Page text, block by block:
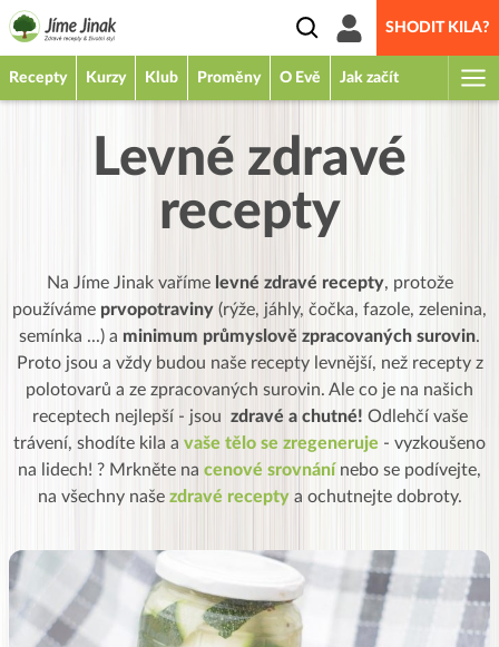
SHODIT KILA?
Recepty Kurzy Klub Proměny O Evě Jak začít
Levné zdravé
recepty
Na Jíme Jinak vaříme levné zdravé recepty, protože
používáme prvopotraviny (rýže, jáhly, čočka, fazole, zelenina,
semínka ...) a minimum průmyslově zpracovaných surovin.
Proto jsou a vždy budou naše recepty levnější, než recepty z
polotovarů a ze zpracovaných surovin. Ale co je na našich
receptech nejlepší - jsou zdravé a chutné! Odlehčí vaše
trávení, shodíte kila a vaše tělo se zregeneruje - vyzkoušeno
na lidech! ? Mrkněte na cenové srovnání nebo se podívejte,
na všechny naše zdravé receptya ochutnejte dobroty.